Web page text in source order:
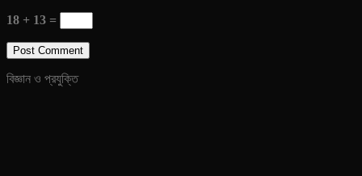
18 + 13 =
বিজ্ঞান ও প্রযুক্তি